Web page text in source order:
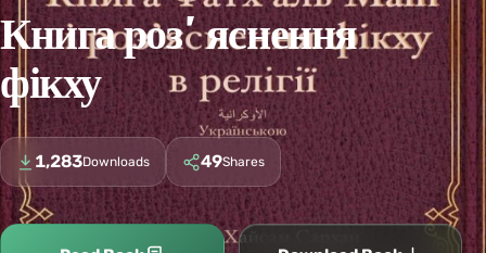
Книга розʼяснення
фікху
1,283Downloads 49Shares